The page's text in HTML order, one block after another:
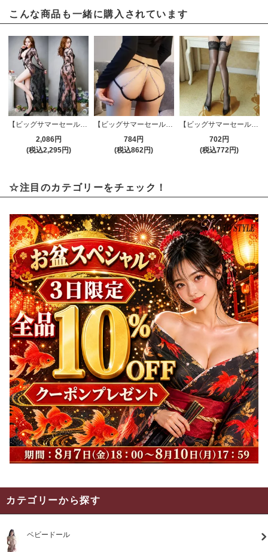
こんな商品も一緒に購入されています
【ビッグサマーセール対象品】ベビードール(BABYDOLL) 366
2,086円
(税込2,295円)
【ビッグサマーセール対象品】Tバック・ショーツ(T-BACK・SHORTS) 734
784円
(税込862円)
【ビッグサマーセール対象品】ストッキング(STOCKING) 184bk
702円
(税込772円)
☆注目のカテゴリーをチェック！
カテゴリーから探す
ベビードール